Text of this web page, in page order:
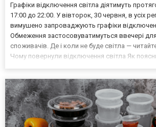
Графіки відключення світла діятимуть
17:00 до 22:00. У вівторок, 30 червня, в усіх
вимушено запроваджують графіки
Обмеження застосовуватимуться ввечері для
споживачів. Де і коли не буде світла —
Чому повернули відключення світла Як